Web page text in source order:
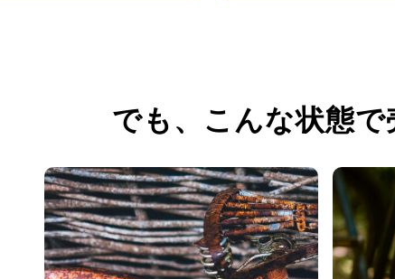
でも、 こんな状態で